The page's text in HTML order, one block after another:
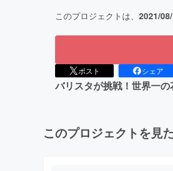
このプロジェクトは、 2021/
ポスト シェア
バリスタが挑戦！世界一
このプロジェクトを見